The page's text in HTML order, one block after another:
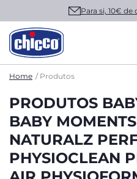
Para si, 10€
Home Produtos
PRODUTOS
BABY
NATURALZ
PHYSIOCLEAN